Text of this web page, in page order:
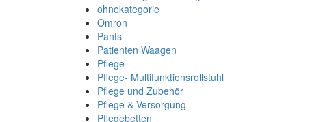
ohnekategorie
Omron
Pants
Patienten Waagen
Pflege
Pflege- Multifunktionsrollstuhl
Pflege und Zubehör
Pflege & Versorgung
Pflegebetten